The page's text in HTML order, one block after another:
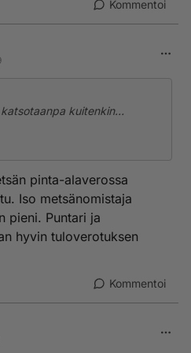
Kommentoi
kuitenkin…
Verovuoden
peritty ansiovero
Siksi teemme
maksaa enemmän veroa kuin
sama juttu?
pinta-alaverossa
Iso metsänomistaja
pieni. Puntari ja
hyvin tuloverotuksen
Kommentoi